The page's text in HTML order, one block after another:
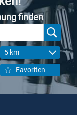
finden
5 km
Favoriten